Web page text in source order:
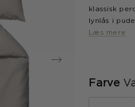
klassisk
lynlås i
2 sæt.
Læs mere
Farve